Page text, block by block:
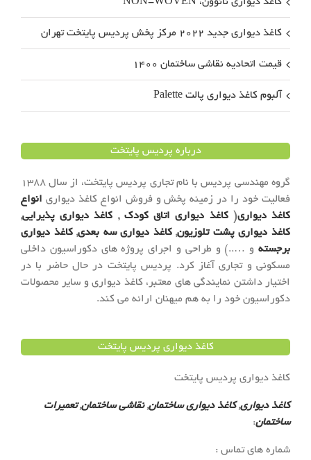
کاغذ دیواری نانوون، NON-WOVEN
کاغذ دیواری جدید ۲۰۲۲ مرکز پخش پردیس پایتخت تهران
قیمت اتحادیه نقاشی ساختمان ۱۴۰۰
آلبوم کاغذ دیواری پالت Palette
درباره پردیس پایتخت
گروه مهندسی پردیس با نام تجاری پردیس پایتخت، از سال 1388
فعالیت خود را در زمینه پخش و فروش انواع کاغذ دیواری انواع
کاغذ دیواری(کاغذ دیواری اتاق کودک , کاغذ دیواری پذیرایی,
کاغذ دیواری پشت تلوزیون,کاغذ دیواری سه بعدی,کاغذ دیواری
برجسته و …..) و طراحی و اجرای پروژه های دکوراسیون داخلی
مسکونی و تجاری آغاز کرد. پردیس پایتخت در حال حاضر با در
اختیار داشتن نمایندگی های معتبر، کاغذ دیواری و سایر محصولات
دکوراسیون خود را به هم میهنان ارائه می کند.
کاغذ دیواری پردیس پایتخت
کاغذ دیواری پردیس پایتخت
کاغذ دیواری,کاغذ دیواری ساختمان,نقاشی ساختمان,تعمیرات
ساختمان:
شماره های تماس :